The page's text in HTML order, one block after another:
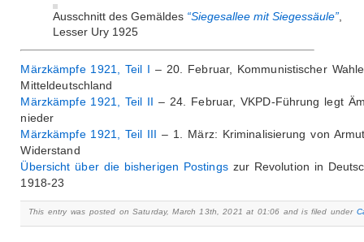
Ausschnitt des Gemäldes “Siegesallee mit Siegessäule”
Lesser Ury 1925
Märzkämpfe 1921, Teil I – 20. Februar, Kommunistischer
Mitteldeutschland
Märzkämpfe 1921, Teil II – 24. Februar, VKPD-Führung legt
nieder
Märzkämpfe 1921, Teil III – 1. März: Kriminalisierung von
Widerstand
Übersicht über die bisherigen Postingszur Revolution in
1918-23
This entry was posted on Saturday, March 13th, 2021 at 01:06 and is filed under